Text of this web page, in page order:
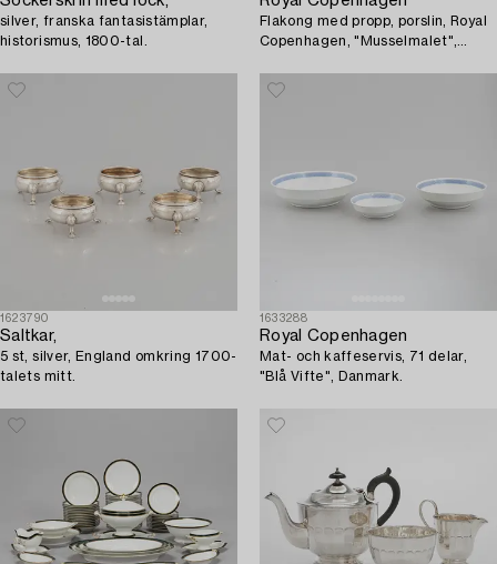
silver, franska fantasistämplar,
historismus, 1800-tal.
Flakong med propp, porslin, Royal
Copenhagen, "Musselmalet",
1623790
Saltkar,
5 st, silver, England omkring 1700-
talets mitt.
1633288
Royal Copenhagen
Mat- och kaffeservis, 71 delar,
"Blå Vifte", Danmark.